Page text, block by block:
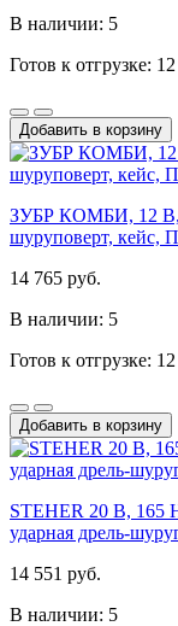
В наличии: 5
Готов к отгрузке:
Добавить в корзину
ЗУБР КОМБИ, 12 В,
шуруповерт, кейс,
14 765 руб.
В наличии: 5
Готов к отгрузке:
Добавить в корзину
STEHER 20 В, 165
ударная дрель-
14 551 руб.
В наличии: 5